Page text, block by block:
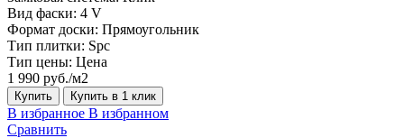
Вид фаски: 4 V
Формат доски: Прямоугольник
Тип плитки: Spc
Тип цены: Цена
1 990 руб./м2
Купить Купить в 1 клик
В избранное В избранном
Сравнить